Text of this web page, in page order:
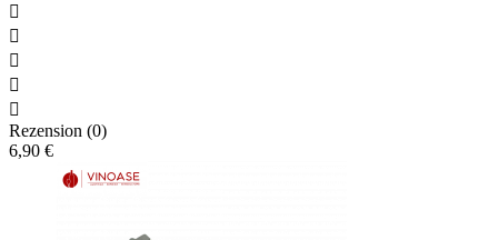





Rezension (0)
6,90 €